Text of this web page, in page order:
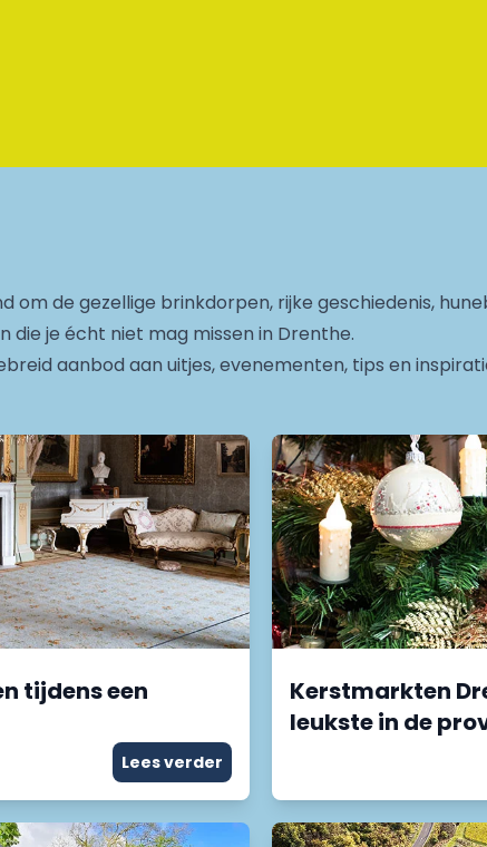
om de gezellige brinkdorpen, rijke geschiedenis,
die je écht niet mag missen in Drenthe.
aanbod aan uitjes, evenementen, tips en
tijdens een
Lees verder
Kerstmarkten
leukste in de